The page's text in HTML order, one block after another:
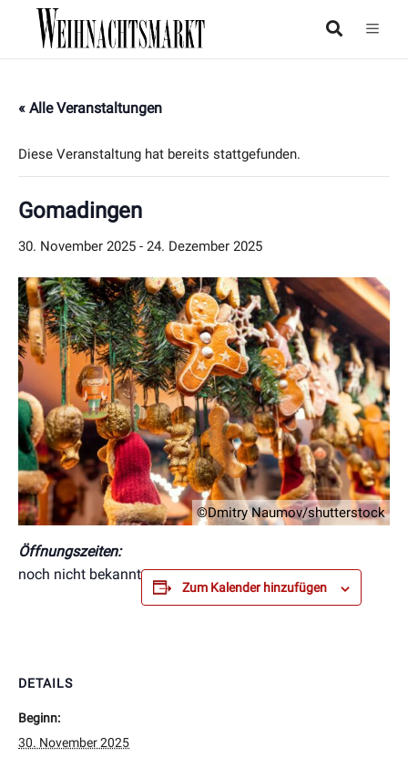
« Alle Veranstaltungen
Diese Veranstaltung hat bereits stattgefunden.
Gomadingen
30. November 2025 - 24. Dezember 2025
©Dmitry Naumov/shutterstock
Öffnungszeiten:
noch nicht bekannt
Zum Kalender hinzufügen
DETAILS
Beginn:
30. November 2025